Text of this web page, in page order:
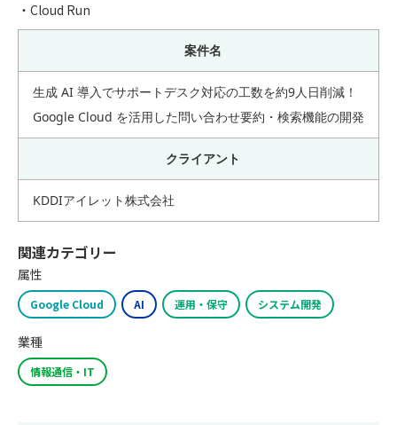
・Cloud Run
案件名
生成 AI 導入でサポートデスク対応の工数を約9人日削減！
Google Cloud を活用した問い合わせ要約・検索機能の開発
クライアント
KDDIアイレット株式会社
関連カテゴリー
属性
Google Cloud AI 運用・保守 システム開発
業種
情報通信・IT